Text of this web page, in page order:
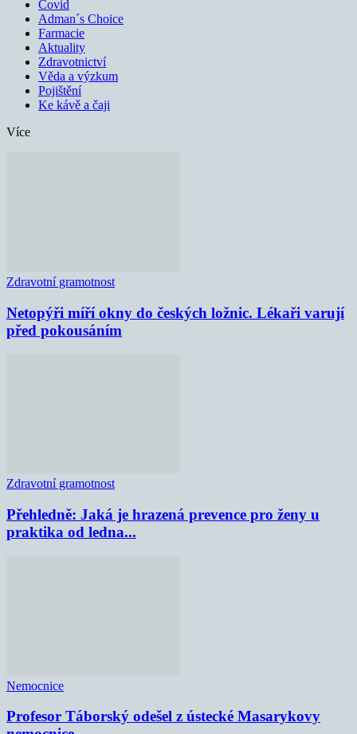
Covid
Adman´s Choice
Farmacie
Aktuality
Zdravotnictví
Věda a výzkum
Pojištění
Ke kávě a čaji
Více
Zdravotní gramotnost
Netopýři míří okny do českých ložnic. Lékaři varují
před pokousáním
Zdravotní gramotnost
Přehledně: Jaká je hrazená prevence pro ženy u
praktika od ledna...
Nemocnice
Profesor Táborský odešel z ústecké Masarykovy